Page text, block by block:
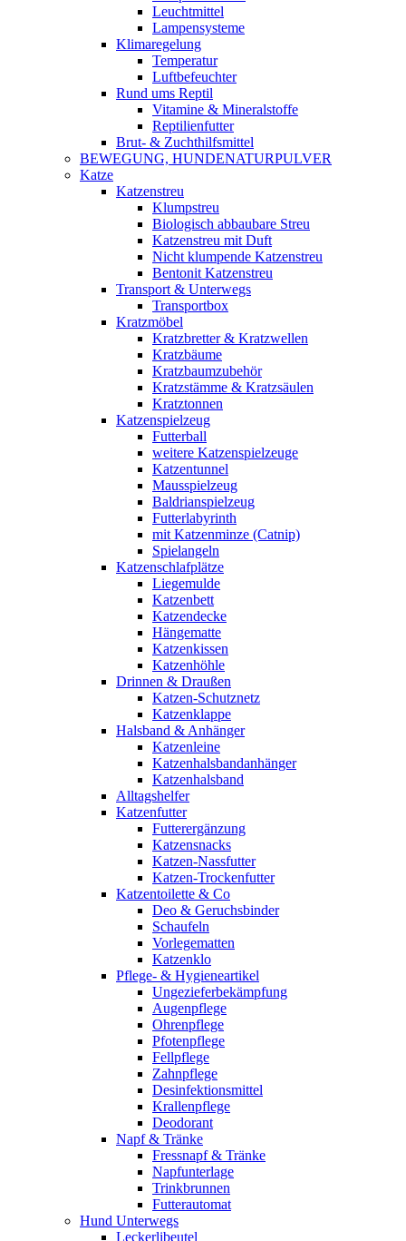
Leuchtmittel
Lampensysteme
Klimaregelung
Temperatur
Luftbefeuchter
Rund ums Reptil
Vitamine & Mineralstoffe
Reptilienfutter
Brut- & Zuchthilfsmittel
BEWEGUNG, HUNDENATURPULVER
Katze
Katzenstreu
Klumpstreu
Biologisch abbaubare Streu
Katzenstreu mit Duft
Nicht klumpende Katzenstreu
Bentonit Katzenstreu
Transport & Unterwegs
Transportbox
Kratzmöbel
Kratzbretter & Kratzwellen
Kratzbäume
Kratzbaumzubehör
Kratzstämme & Kratzsäulen
Kratztonnen
Katzenspielzeug
Futterball
weitere Katzenspielzeuge
Katzentunnel
Mausspielzeug
Baldrianspielzeug
Futterlabyrinth
mit Katzenminze (Catnip)
Spielangeln
Katzenschlafplätze
Liegemulde
Katzenbett
Katzendecke
Hängematte
Katzenkissen
Katzenhöhle
Drinnen & Draußen
Katzen-Schutznetz
Katzenklappe
Halsband & Anhänger
Katzenleine
Katzenhalsbandanhänger
Katzenhalsband
Alltagshelfer
Katzenfutter
Futterergänzung
Katzensnacks
Katzen-Nassfutter
Katzen-Trockenfutter
Katzentoilette & Co
Deo & Geruchsbinder
Schaufeln
Vorlegematten
Katzenklo
Pflege- & Hygieneartikel
Ungezieferbekämpfung
Augenpflege
Ohrenpflege
Pfotenpflege
Fellpflege
Zahnpflege
Desinfektionsmittel
Krallenpflege
Deodorant
Napf & Tränke
Fressnapf & Tränke
Napfunterlage
Trinkbrunnen
Futterautomat
Hund Unterwegs
Leckerlibeutel